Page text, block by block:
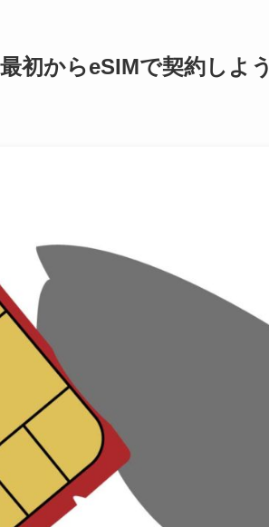
初からeSIMで契約しよう